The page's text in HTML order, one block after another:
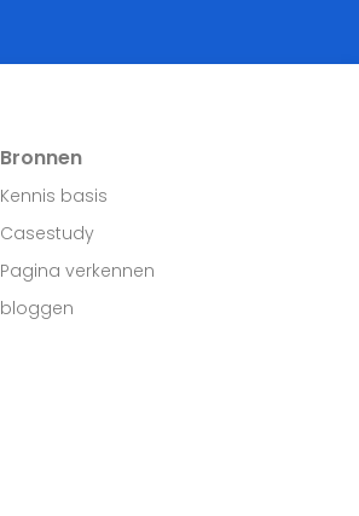
Bronnen
Kennis basis
Casestudy
Pagina verkennen
bloggen